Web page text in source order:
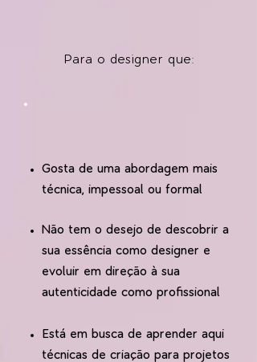
Para o designer que:
Gosta de uma abordagem mais
técnica, impessoal ou formal
Não tem o desejo de descobrir a
sua essência como designer e
evoluir em direção à sua
autenticidade como profissional
Está em busca de aprender aqui
técnicas de criação para projetos